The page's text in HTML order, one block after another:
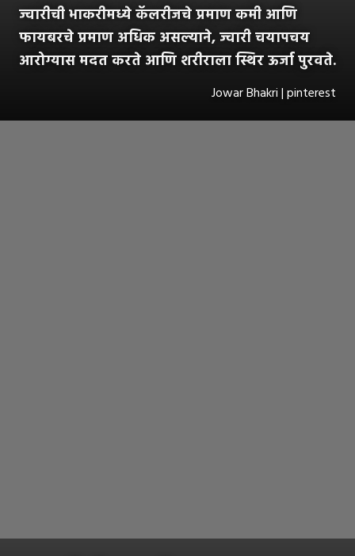
ज्वारीची भाकरीमध्ये कॅलरीजचे प्रमाण कमी आणि
फायबरचे प्रमाण अधिक असल्याने, ज्वारी चयापचय
आरोग्यास मदत करते आणि शरीराला स्थिर ऊर्जा पुरवते.
Jowar Bhakri | pinterest